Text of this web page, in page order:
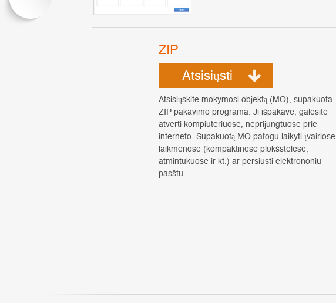
ZIP
Atsisiųsti
Atsisiųskite mokymosi objektą (MO), supakuota
ZIP pakavimo programa. Ji išpakave, galesite
atverti kompiuteriuose, neprijungtuose prie
interneto. Supakuotą MO patogu laikyti įvairiose
laikmenose (kompaktinese plokšstelese,
atmintukuose ir kt.) ar persiusti elektrononiu
pasštu.